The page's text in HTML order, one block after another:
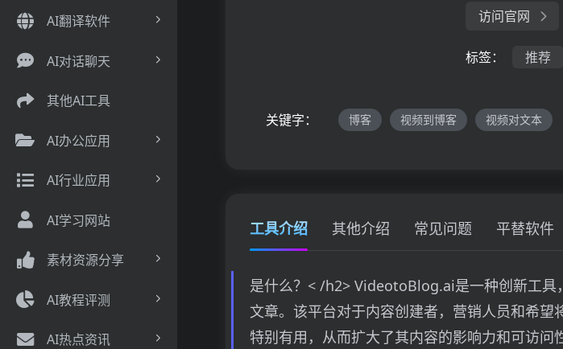
AI翻译软件
AI对话聊天
其他AI工具
AI办公应用
AI行业应用
AI学习网站
素材资源分享
AI教程评测
AI热点资讯
访问官网
标签： 推荐
关键字： 博客 视频到博客 视频对文本
工具介绍 其他介绍 常见问题 平替软件
是什么？< /h2> VideotoBlog.ai是一种创新工具
文章。该平台对于内容创建者，营销人员和希
特别有用，从而扩大了其内容的影响力和可访问